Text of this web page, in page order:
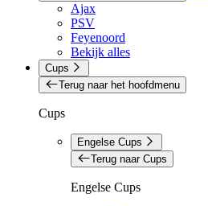
Ajax
PSV
Feyenoord
Bekijk alles
Cups
Terug naar het hoofdmenu
Cups
Engelse Cups
Terug naar Cups
Engelse Cups